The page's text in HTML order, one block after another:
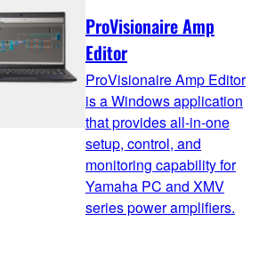
ProVisionaire Amp
Editor
ProVisionaire Amp Editor
is a Windows application
that provides all-in-one
setup, control, and
monitoring capability for
Yamaha PC and XMV
series power amplifiers.